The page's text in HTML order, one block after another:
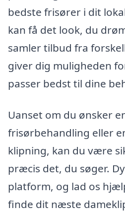
bedste frisører i dit
kan få det look, du
samler tilbud fra
giver dig muligheden
passer bedst til dine
Uanset om du ønsker
frisørbehandling eller
klipning, kan du være
præcis det, du søger.
platform, og lad os
finde dit næste